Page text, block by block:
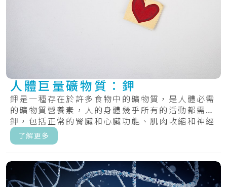
人體巨量礦物質：鉀
鉀是一種存在於許多食物中的礦物質，是人體必需
的礦物質營養素，人的身體幾乎所有的活動都需要
鉀，包括正常的腎臟和心臟功能、肌肉收縮和神經
傳遞...
了解更多